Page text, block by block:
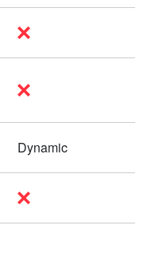
Dynamic